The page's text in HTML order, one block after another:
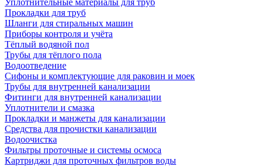
Уплотнительные материалы для труб
Прокладки для труб
Шланги для стиральных машин
Приборы контроля и учёта
Тёплый водяной пол
Трубы для тёплого пола
Водоотведение
Сифоны и комплектующие для раковин и моек
Трубы для внутренней канализации
Фитинги для внутренней канализации
Уплотнители и смазка
Прокладки и манжеты для канализации
Средства для прочистки канализации
Водоочистка
Фильтры проточные и системы осмоса
Картриджи для проточных фильтров воды